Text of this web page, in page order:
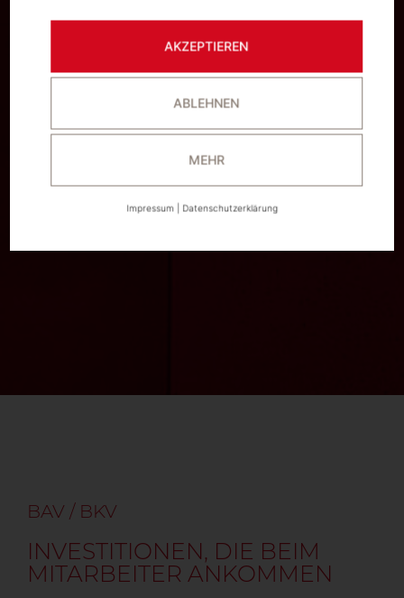
BAV / BKV
INVESTITIONEN, DIE BEIM
MITARBEITER ANKOMMEN
AKZEPTIEREN
ABLEHNEN
MEHR
Impressum Datenschutzerklärung